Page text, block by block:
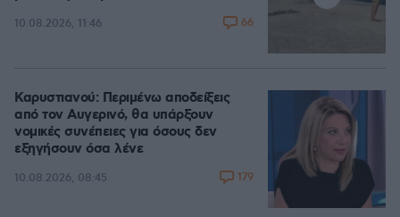
10.08.2026, 11:46 66
Καρυστιανού: Περιμένω αποδείξεις
από τον Αυγερινό, θα υπάρξουν
νομικές συνέπειες για όσους δεν
εξηγήσουν όσα λένε
10.08.2026, 08:45 179